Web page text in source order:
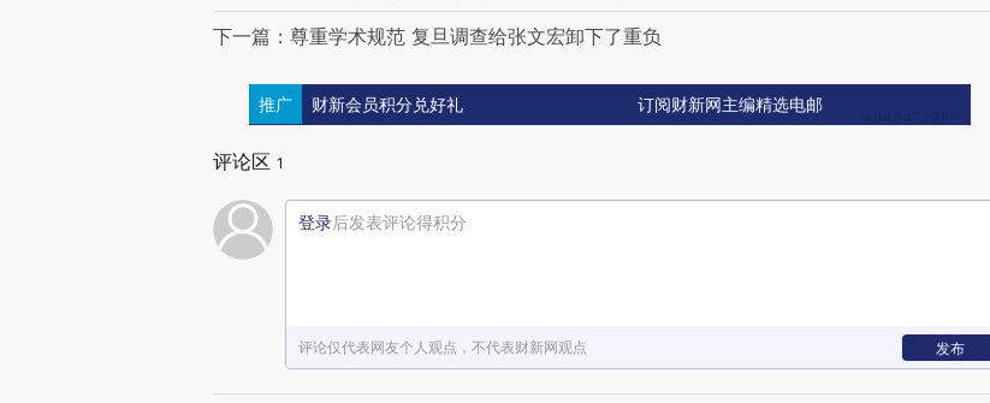
下一篇：尊重学术规范 复旦调查给张文宏卸下了重负
推广 财新会员积分兑好礼 订阅财新网主编精选电邮
评论区 1
登录后发表评论得积分
评论仅代表网友个人观点，不代表财新网观点 发布